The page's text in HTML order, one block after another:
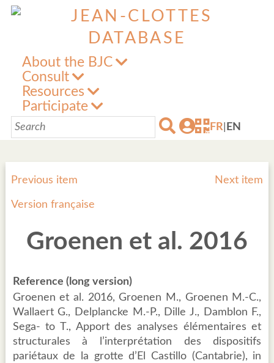
About the BJC
Consult
Resources
Participate
FR EN
Previous item Next item
Version française
Groenen et al. 2016
Reference (long version)
Groenen et al. 2016, Groenen M., Groenen M.-C.,
Wallaert G., Delplancke M.-P., Dille J., Damblon F.,
Sega- to T., Apport des analyses élémentaires et
structurales à l’interprétation des dispositifs
pariétaux de la grotte d’El Castillo (Cantabrie), in